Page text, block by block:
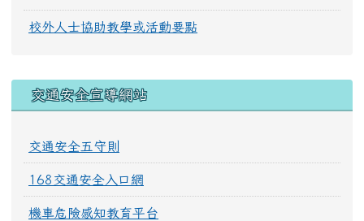
校外人士協助教學或活動要點
交通安全宣導網站
交通安全五守則
168交通安全入口網
機車危險感知教育平台